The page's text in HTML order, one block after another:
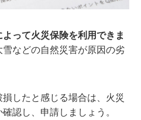
って火災保険を利用できま
などの自然災害が原因の劣
したと感じる場合は、火災
認し、申請しましょう。